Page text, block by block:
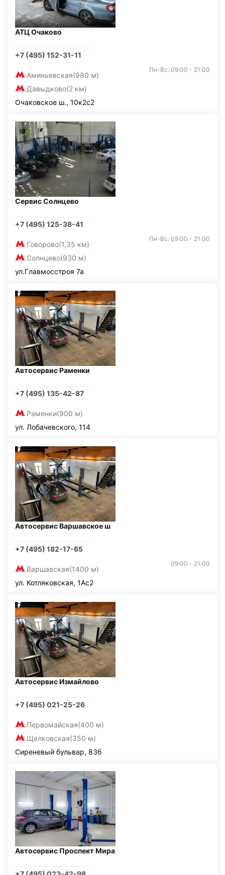
АТЦ Очаково
+7 (495) 152-31-11
Аминьевская(980 м)
Давыдково(2 км)
Пн-Вс: 09:00 - 21:00
Очаковское ш., 10к2с2
Сервис Солнцево
+7 (495) 125-38-41
Говорово(1,35 км)
Солнцево(930 м)
Пн-Вс: 09:00 - 21:00
ул.Главмосстроя 7а
Автосервис Раменки
+7 (495) 135-42-87
Раменки(900 м)
ул. Лобачевского, 114
Автосервис Варшавское ш
+7 (495) 182-17-65
Варшавская(1400 м)
09:00 - 21:00
ул. Котляковская, 1Ас2
Автосервис Измайлово
+7 (495) 021-25-26
Первомайская(400 м)
Щелковская(350 м)
Сиреневый бульвар, 83б
Автосервис Проспект Мира